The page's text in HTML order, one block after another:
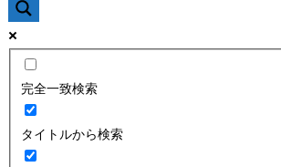
完全一致検索
タイトルから検索